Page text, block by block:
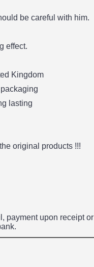
be careful with him.
effect.
Kingdom
lasting
original products !!!
payment upon receipt or